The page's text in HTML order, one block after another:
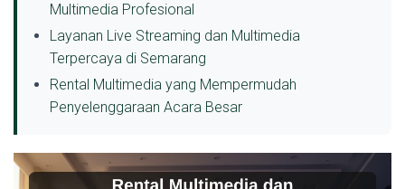
Multimedia Profesional
Layanan Live Streaming dan Multimedia
Terpercaya di Semarang
Rental Multimedia yang Mempermudah
Penyelenggaraan Acara Besar